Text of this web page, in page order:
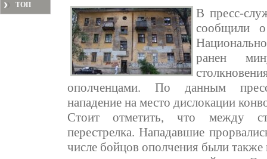
ТОП
В пресс-
сообщили
ранен
ополченцами. По данным
нападение на место дислокации
Стоит отметить, что между
перестрелка. Нападавшие
числе бойцов ополчения были